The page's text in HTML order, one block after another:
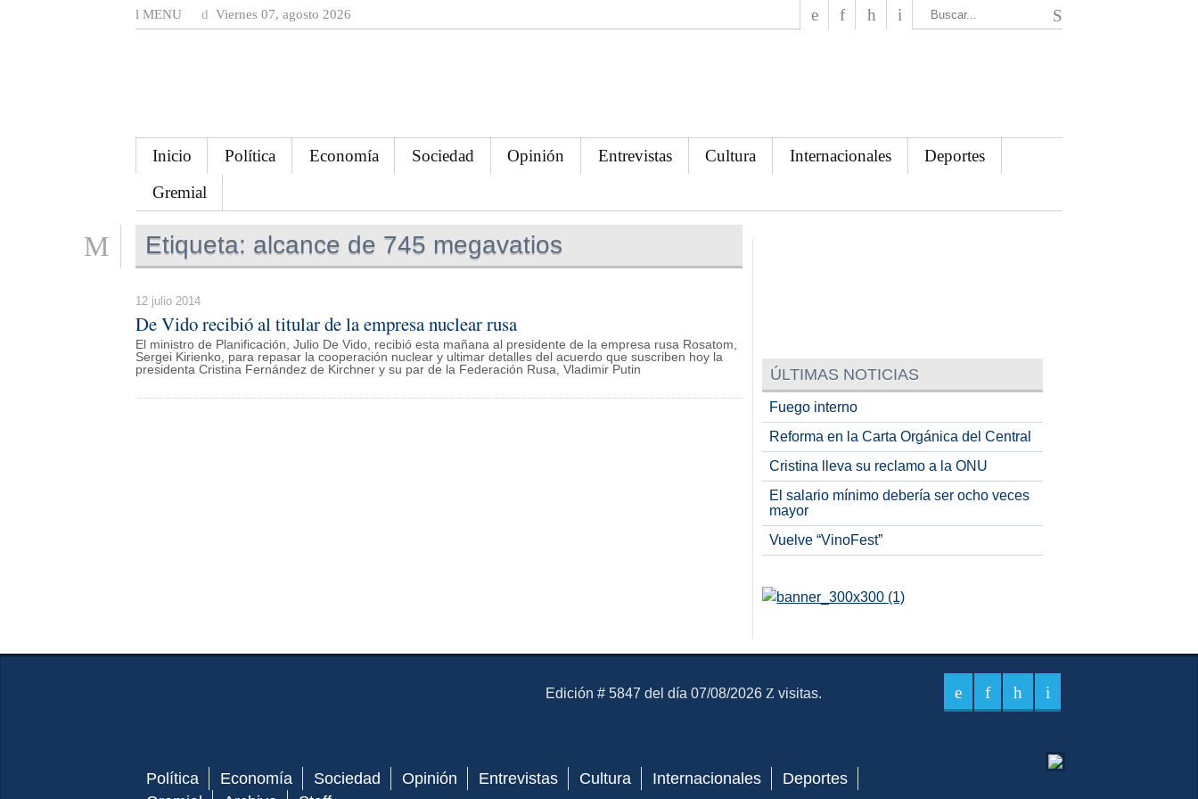
MENU Viernes 07, agosto 2026
Inicio Política Economía Sociedad Opinión Entrevistas Cultura Internacionales
Deportes
Gremial
Etiqueta: alcance de 745 megavatios
12 julio 2014
De Vido recibió al titular de la empresa nuclear rusa
El ministro de Planificación, Julio De Vido, recibió esta mañana al presidente de la empresa rusa Rosatom,
Sergei Kirienko, para repasar la cooperación nuclear y ultimar detalles del acuerdo que suscriben hoy la
presidenta Cristina Fernández de Kirchner y su par de la Federación Rusa, Vladimir Putin
ÚLTIMAS NOTICIAS
Fuego interno
Reforma en la Carta Orgánica del Central
Cristina lleva su reclamo a la ONU
El salario mínimo debería ser ocho veces
mayor
Vuelve “VinoFest”
El Mensajero Diario
Edición # 5847 del día 07/08/2026 visitas.
Política Economía Sociedad Opinión Entrevistas Cultura Internacionales
Deportes